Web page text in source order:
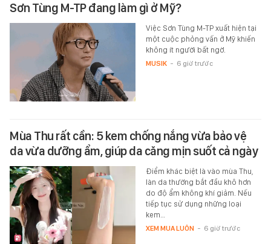
Sơn Tùng M-TP đang làm gì ở Mỹ?
Việc Sơn Tùng M-TP xuất hiện tại
một cuộc phỏng vấn ở Mỹ khiến
không ít người bất ngờ.
MUSIK - 6 giờ trước
Mùa Thu rất cần: 5 kem chống nắng vừa bảo vệ
da vừa dưỡng ẩm, giúp da căng mịn suốt cả ngày
Điểm khác biệt là vào mùa Thu,
làn da thường bắt đầu khô hơn
do độ ẩm không khí giảm. Nếu
tiếp tục sử dụng những loại
kem…
XEM MUA LUÔN - 6 giờ trước